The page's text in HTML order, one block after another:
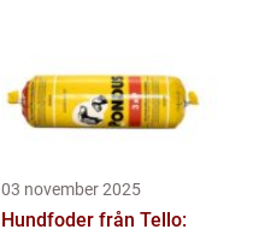
03 november 2025
Hundfoder från Tello: